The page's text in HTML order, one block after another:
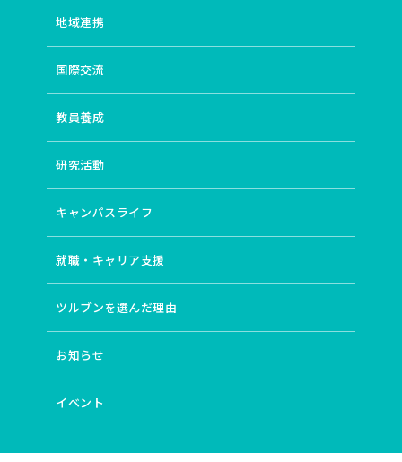
地域連携
国際交流
教員養成
研究活動
キャンパスライフ
就職・キャリア支援
ツルブンを選んだ理由
お知らせ
イベント